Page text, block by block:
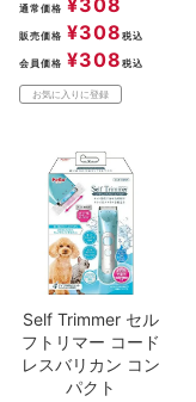
通常価格 ¥308
販売価格 ¥308 税込
会員価格 ¥308 税込
お気に入りに登録
Self Trimmer セル
フトリマー コード
レスバリカン コン
パクト